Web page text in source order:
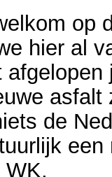
op
hier al
de